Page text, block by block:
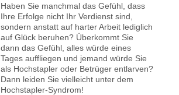
Haben Sie manchmal das Gefühl, dass
Ihre Erfolge nicht Ihr Verdienst sind,
sondern anstatt auf harter Arbeit lediglich
auf Glück beruhen? Überkommt Sie
dann das Gefühl, alles würde eines
Tages auffliegen und jemand würde Sie
als Hochstapler oder Betrüger entlarven?
Dann leiden Sie vielleicht unter dem
Hochstapler-Syndrom!